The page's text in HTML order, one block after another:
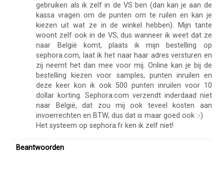
gebruiken als ik zelf in de VS ben (dan kan je aan de
kassa vragen om de punten om te ruilen en kan je
kiezen uit wat ze in de winkel hebben). Mijn tante
woont zelf ook in de VS, dus wanneer ik weet dat ze
naar België komt, plaats ik mijn bestelling op
sephora.com, laat ik het naar haar adres versturen en
zij neemt het dan mee voor mij. Online kan je bij de
bestelling kiezen voor samples, punten inruilen en
deze keer kon ik ook 500 punten inruilen voor 10
dollar korting. Sephora.com verzendt inderdaad niet
naar België, dat zou mij ook teveel kosten aan
invoerrechten en BTW, dus dat is maar goed ook :-)
Het systeem op sephora.fr ken ik zelf niet!
Beantwoorden